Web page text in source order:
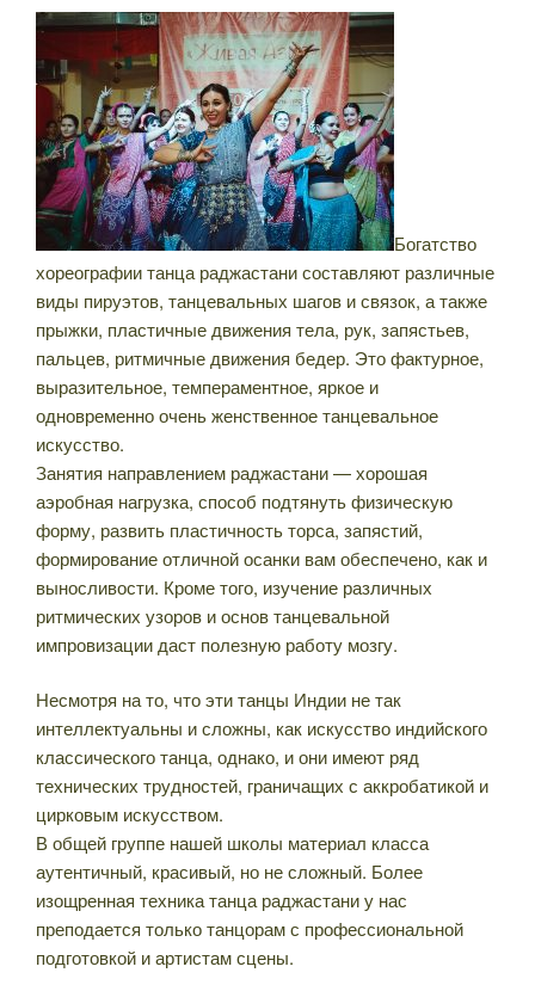
Богатство
хореографии танца раджастани составляют различные
виды пируэтов, танцевальных шагов и связок, а также
прыжки, пластичные движения тела, рук, запястьев,
пальцев, ритмичные движения бедер. Это фактурное,
выразительное, темпераментное, яркое и
одновременно очень женственное танцевальное
искусство.
Занятия направлением раджастани — хорошая
аэробная нагрузка, способ подтянуть физическую
форму, развить пластичность торса, запястий,
формирование отличной осанки вам обеспечено, как и
выносливости. Кроме того, изучение различных
ритмических узоров и основ танцевальной
импровизации даст полезную работу мозгу.
Несмотря на то, что эти танцы Индии не так
интеллектуальны и сложны, как искусство индийского
классического танца, однако, и они имеют ряд
технических трудностей, граничащих с аккробатикой и
цирковым искусством.
В общей группе нашей школы материал класса
аутентичный, красивый, но не сложный. Более
изощренная техника танца раджастани у нас
преподается только танцорам с профессиональной
подготовкой и артистам сцены.